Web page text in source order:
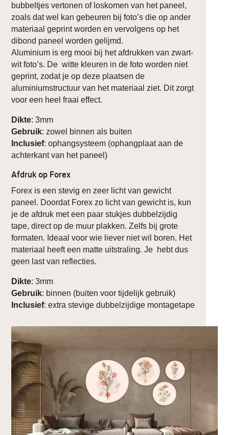
bubbeltjes vertonen of loskomen van het paneel,
zoals dat wel kan gebeuren bij foto’s die op ander
materiaal geprint worden en vervolgens op het
dibond paneel worden gelijmd.
Aluminium is erg mooi bij het afdrukken van zwart-
wit foto’s. De witte kleuren in de foto worden niet
geprint, zodat je op deze plaatsen de
aluminiumstructuur van het materiaal ziet. Dit zorgt
voor een heel fraai effect.
Dikte: 3mm
Gebruik: zowel binnen als buiten
Inclusief: ophangsysteem (ophangplaat aan de
achterkant van het paneel)
Afdruk op Forex
Forex is een stevig en zeer licht van gewicht
paneel. Doordat Forex zo licht van gewicht is, kun
je de afdruk met een paar stukjes dubbelzijdig
tape, direct op de muur plakken. Zelfs bij grote
formaten. Ideaal voor wie liever niet wil boren. Het
materiaal heeft een matte uitstraling. Je hebt dus
geen last van reflecties.
Dikte: 3mm
Gebruik: binnen (buiten voor tijdelijk gebruik)
Inclusief: extra stevige dubbelzijdige montagetape